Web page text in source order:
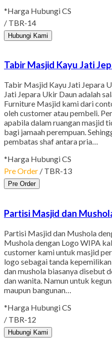
*Harga Hubungi CS
/ TBR-14
Hubungi Kami
Tabir Masjid Kayu Jati
Tabir Masjid Kayu Jati Jepara
Jati Jepara Ukir Daun adalah
Furniture Masjid kami dari
oleh customer atau pembeli.
apabila dalam ruangan masjid
bagi jamaah perempuan.
pembatas shaf antara pria…
*Harga Hubungi CS
Pre Order / TBR-13
Pre Order
Partisi Masjid dan
Partisi Masjid dan Mushola
Mushola dengan Logo WIPA
customer kami untuk masjid
logo sebagai tanda
dan mushola biasanya disebut
dan wanita. Namun untuk
maupun bangunan…
*Harga Hubungi CS
/ TBR-12
Hubungi Kami